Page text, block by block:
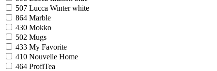
507 Lucca Winter white
864 Marble
430 Mokko
502 Mugs
433 My Favorite
410 Nouvelle Home
464 ProfiTea